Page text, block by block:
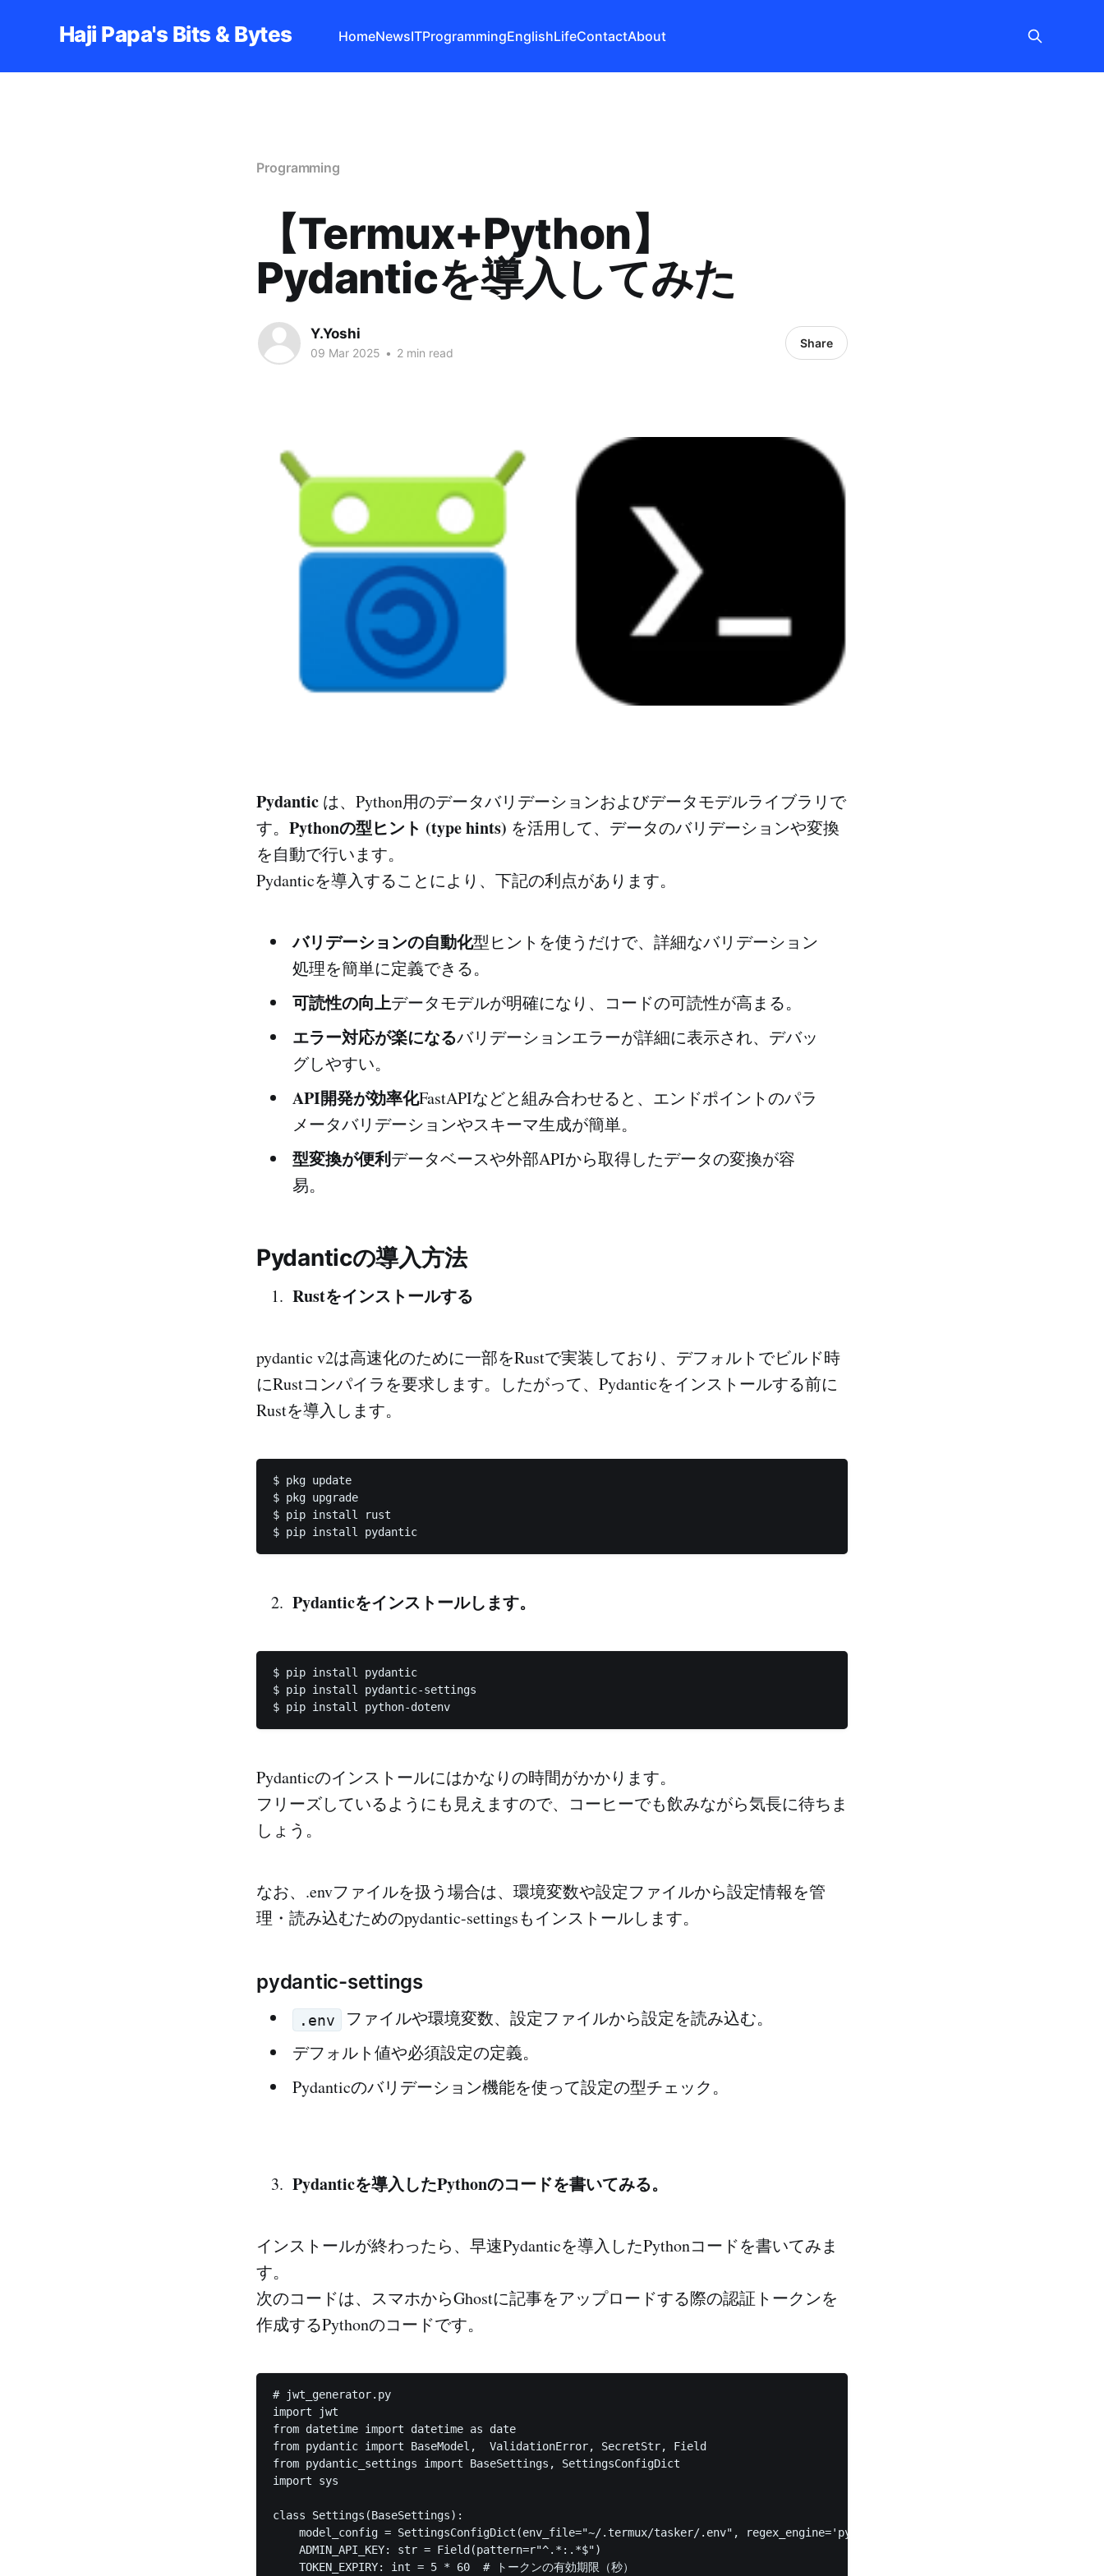
Haji Papa's Bits & Bytes HomeNewsITProgrammingEnglishLifeContactAbout
Programming
【Termux+Python】
Pydanticを導入してみた
Y.Yoshi
09 Mar 2025 • 2 min read
Share
Pydantic は、Python用のデータバリデーションおよびデータモデルライブラリで
す。 Pythonの型ヒント (type hints) を活用して、データのバリデーションや変換
を自動で行います。
Pydanticを導入することにより、下記の利点があります。
バリデーションの自動化型ヒントを使うだけで、詳細なバリデーション
処理を簡単に定義できる。
可読性の向上データモデルが明確になり、コードの可読性が高まる。
エラー対応が楽になるバリデーションエラーが詳細に表示され、デバッ
グしやすい。
API開発が効率化FastAPIなどと組み合わせると、エンドポイントのパラ
メータバリデーションやスキーマ生成が簡単。
型変換が便利データベースや外部APIから取得したデータの変換が容
易。
Pydanticの導入方法
Rustをインストールする
pydantic v2は高速化のために一部をRustで実装しており、デフォルトでビルド時
にRustコンパイラを要求します。したがって、Pydanticをインストールする前に
Rustを導入します。
$ pkg update
$ pkg upgrade
$ pip install rust
Pydanticをインストールします。
$ pip install pydantic
$ pip install pydantic-settings
$ pip install python-dotenv
Pydanticのインストールにはかなりの時間がかかります。
フリーズしているようにも見えますので、コーヒーでも飲みながら気長に待ちま
しょう。
なお、.envファイルを扱う場合は、環境変数や設定ファイルから設定情報を管
理・読み込むためのpydantic-settingsもインストールします。
pydantic-settings
.env
ファイルや環境変数、設定ファイルから設定を読み込む。
デフォルト値や必須設定の定義。
Pydanticのバリデーション機能を使って設定の型チェック。
Pydanticを導入したPythonのコードを書いてみる。
インストールが終わったら、早速Pydanticを導入したPythonコードを書いてみま
す。
次のコードは、スマホからGhostに記事をアップロードする際の認証トークンを
作成するPythonのコードです。
# jwt_generator.py
import jwt
from datetime import datetime as date
from pydantic import BaseModel,  ValidationError, SecretStr, Field
from pydantic_settings import BaseSettings, SettingsConfigDict
import sys
class Settings(BaseSettings):
    model_config = SettingsConfigDict(env_file="~/.termux/tasker/.env", regex_engine='python-re')
    ADMIN_API_KEY: str = Field(pattern=r"^.*:.*$")
    TOKEN_EXPIRY: int = 5 * 60  # トークンの有効期限（秒）